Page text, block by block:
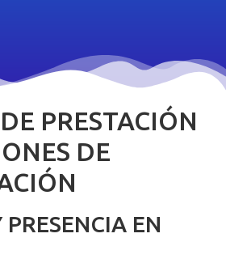
PRESTACIÓN
DE
EN